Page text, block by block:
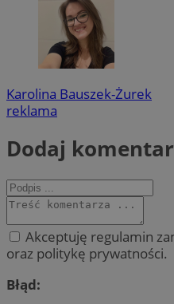
Karolina Bauszek-Żurek
reklama
Dodaj
Akceptuję regulamin
oraz politykę prywatności.
Błąd: